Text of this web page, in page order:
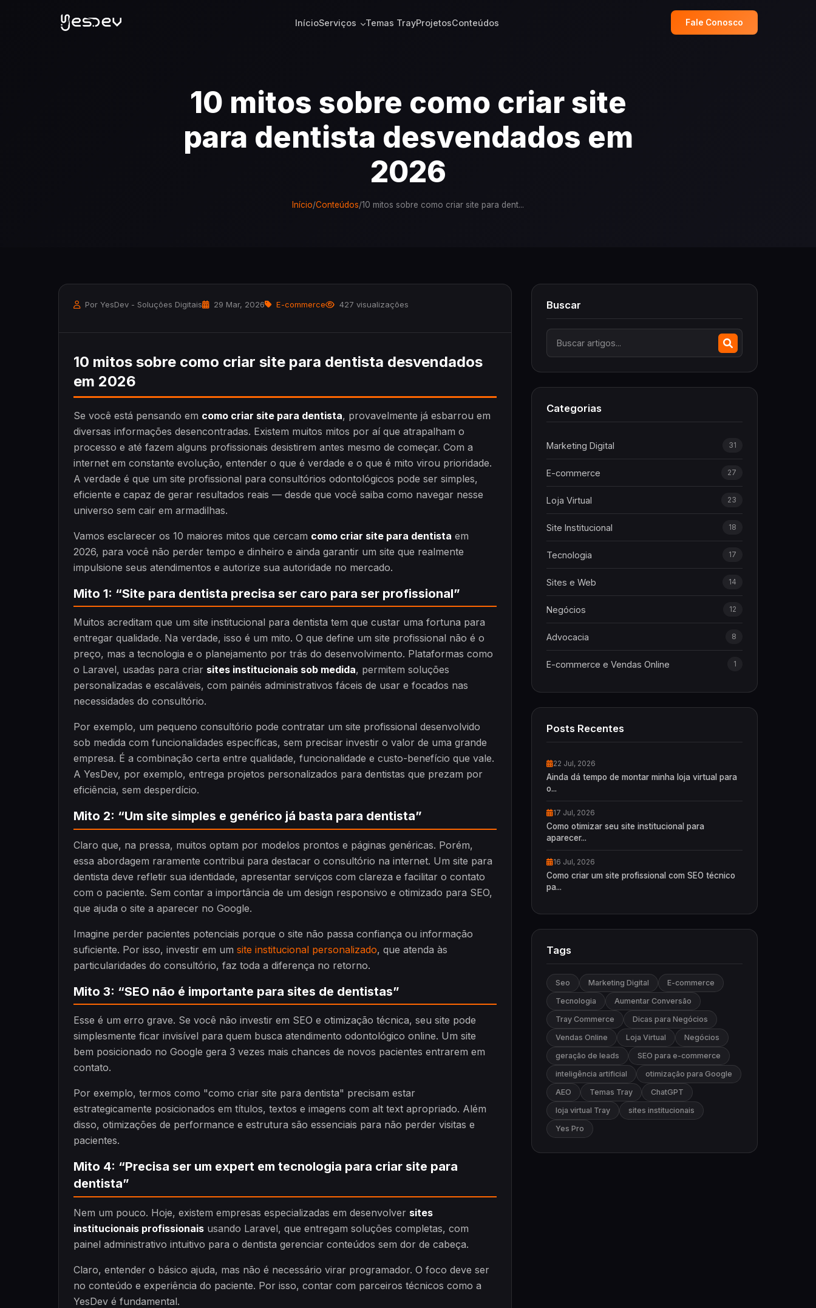
InícioServiços Temas TrayProjetosConteúdos Fale Conosco
10 mitos sobre como criar site
para dentista desvendados em
2026
Início/Conteúdos/10 mitos sobre como criar site para dent...
Por YesDev - Soluções Digitais 29 Mar, 2026 E-commerce 427 visualizações
10 mitos sobre como criar site para dentista desvendados
em 2026
Se você está pensando em como criar site para dentista, provavelmente já esbarrou em
diversas informações desencontradas. Existem muitos mitos por aí que atrapalham o
processo e até fazem alguns profissionais desistirem antes mesmo de começar. Com a
internet em constante evolução, entender o que é verdade e o que é mito virou prioridade.
A verdade é que um site profissional para consultórios odontológicos pode ser simples,
eficiente e capaz de gerar resultados reais — desde que você saiba como navegar nesse
universo sem cair em armadilhas.
Vamos esclarecer os 10 maiores mitos que cercam como criar site para dentista em
2026, para você não perder tempo e dinheiro e ainda garantir um site que realmente
impulsione seus atendimentos e autorize sua autoridade no mercado.
Mito 1: “Site para dentista precisa ser caro para ser profissional”
Muitos acreditam que um site institucional para dentista tem que custar uma fortuna para
entregar qualidade. Na verdade, isso é um mito. O que define um site profissional não é o
preço, mas a tecnologia e o planejamento por trás do desenvolvimento. Plataformas como
o Laravel, usadas para criar sites institucionais sob medida, permitem soluções
personalizadas e escaláveis, com painéis administrativos fáceis de usar e focados nas
necessidades do consultório.
Por exemplo, um pequeno consultório pode contratar um site profissional desenvolvido
sob medida com funcionalidades específicas, sem precisar investir o valor de uma grande
empresa. É a combinação certa entre qualidade, funcionalidade e custo-benefício que vale.
A YesDev, por exemplo, entrega projetos personalizados para dentistas que prezam por
eficiência, sem desperdício.
Mito 2: “Um site simples e genérico já basta para dentista”
Claro que, na pressa, muitos optam por modelos prontos e páginas genéricas. Porém,
essa abordagem raramente contribui para destacar o consultório na internet. Um site para
dentista deve refletir sua identidade, apresentar serviços com clareza e facilitar o contato
com o paciente. Sem contar a importância de um design responsivo e otimizado para SEO,
que ajuda o site a aparecer no Google.
Imagine perder pacientes potenciais porque o site não passa confiança ou informação
suficiente. Por isso, investir em um site institucional personalizado, que atenda às
particularidades do consultório, faz toda a diferença no retorno.
Mito 3: “SEO não é importante para sites de dentistas”
Esse é um erro grave. Se você não investir em SEO e otimização técnica, seu site pode
simplesmente ficar invisível para quem busca atendimento odontológico online. Um site
bem posicionado no Google gera 3 vezes mais chances de novos pacientes entrarem em
contato.
Por exemplo, termos como "como criar site para dentista" precisam estar
estrategicamente posicionados em títulos, textos e imagens com alt text apropriado. Além
disso, otimizações de performance e estrutura são essenciais para não perder visitas e
pacientes.
Mito 4: “Precisa ser um expert em tecnologia para criar site para
dentista”
Nem um pouco. Hoje, existem empresas especializadas em desenvolver sites
institucionais profissionais usando Laravel, que entregam soluções completas, com
painel administrativo intuitivo para o dentista gerenciar conteúdos sem dor de cabeça.
Claro, entender o básico ajuda, mas não é necessário virar programador. O foco deve ser
no conteúdo e experiência do paciente. Por isso, contar com parceiros técnicos como a
YesDev é fundamental.
Buscar
Categorias
Marketing Digital 31
E-commerce 27
Loja Virtual 23
Site Institucional 18
Tecnologia 17
Sites e Web 14
Negócios 12
Advocacia 8
E-commerce e Vendas Online 1
Posts Recentes
22 Jul, 2026
Ainda dá tempo de montar minha loja virtual para
o...
17 Jul, 2026
Como otimizar seu site institucional para
aparecer...
16 Jul, 2026
Como criar um site profissional com SEO técnico
pa...
Tags
Seo Marketing Digital
E-commerce
Tecnologia
Aumentar Conversão
Tray Commerce
Dicas para Negócios
Vendas Online
Loja Virtual
Negócios
geração de leads
SEO para e-commerce
inteligência artificial
otimização para Google
AEO
Temas Tray
ChatGPT
loja virtual Tray
sites institucionais
Yes Pro